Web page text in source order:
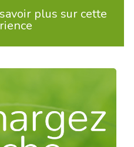
plus sur cette